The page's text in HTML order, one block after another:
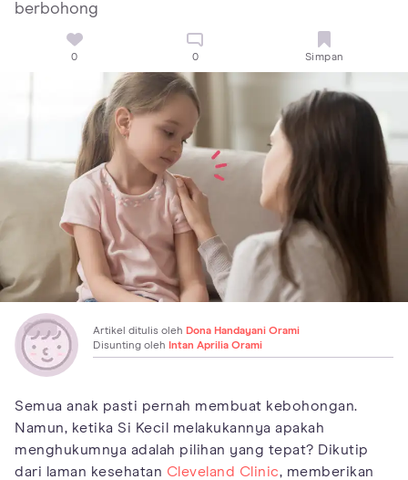
berbohong
0 0 Simpan
Artikel ditulis oleh Dona Handayani Orami
Disunting oleh Intan Aprilia Orami
Semua anak pasti pernah membuat kebohongan.
Namun, ketika Si Kecil melakukannya apakah
menghukumnya adalah pilihan yang tepat? Dikutip
dari laman kesehatan Cleveland Clinic, memberikan